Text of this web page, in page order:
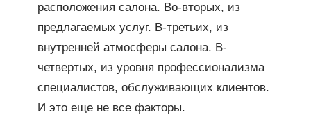
расположения салона. Во-вторых, из
предлагаемых услуг. В-третьих, из
внутренней атмосферы салона. В-
четвертых, из уровня профессионализма
специалистов, обслуживающих клиентов.
И это еще не все факторы.